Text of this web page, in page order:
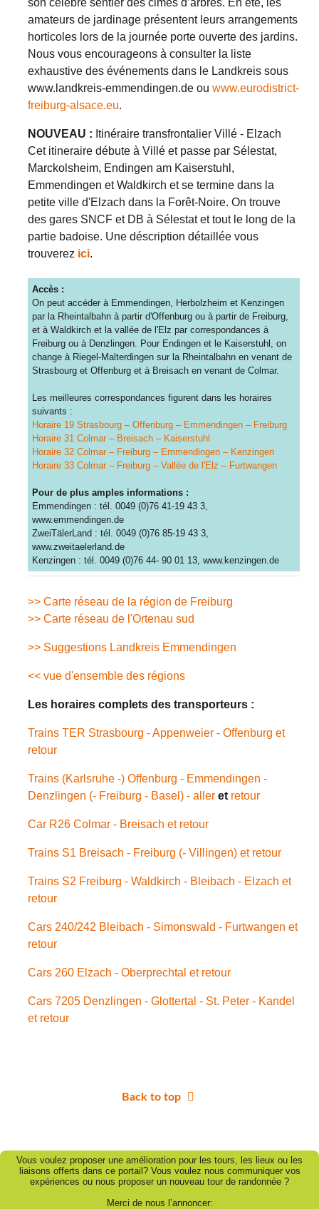
amateurs de jardinage présentent leurs arrangements
horticoles lors de la journée por­te ouverte des jardins.
Nous vous en­courageons à consulter la liste
exhaustive des événements dans le Landkreis sous
www.landkreis-emmendingen.de ou www.eurodistrict-
freiburg-alsace.eu.
NOUVEAU : Itinéraire transfrontalier Villé - Elzach
Cet itineraire débute à Villé et passe par Sélestat,
Marckolsheim, Endingen am Kaiserstuhl,
Emmendingen et Waldkirch et se termine dans la
petite ville d'Elzach dans la Forêt-Noire. On trouve
des gares SNCF et DB à Sélestat et tout le long de la
partie badoise. Une déscription détaillée vous
trouverez ici.
Accès :
On peut accéder à Emmendingen, Herbolzheim et Kenzingen
par la Rheintalbahn à partir d'Offenburg ou à partir de Freiburg,
et à Waldkirch et la vallée de l'Elz par correspondances à
Freiburg ou à Denzlingen. Pour Endingen et le Kaiserstuhl, on
change à Riegel-Malterdingen sur la Rheintalbahn en venant de
Strasbourg et Offenburg et à Breisach en venant de Colmar.
Les meilleures correspondances fi­gurent dans les horaires
suivants :
Horaire 19 Strasbourg – Offenburg – Emmendingen – Freiburg
Horaire 31 Colmar – Breisach – Kaiserstuhl
Horaire 32 Colmar – Freiburg – Emmendingen – Kenzingen
Horaire 33 Colmar – Freiburg – Vallée de l'Elz – Furtwangen
Pour de plus amples informations :
Emmendingen : tél. 0049 (0)76 41-19 43 3,
www.emmendingen.de
ZweiTälerLand : tél. 0049 (0)76 85-19 43 3,
www.zweitaelerland.de
Kenzingen : tél. 0049 (0)76 44- 90 01 13, www.kenzingen.de
>> Carte réseau de la région de Freiburg
>> Carte réseau de l'Ortenau sud
>> Suggestions Landkreis Emmendingen
<< vue d'ensemble des régions
Les horaires complets des transporteurs :
Trains TER Strasbourg - Appenweier - Offenburg et
retour
Trains (Karlsruhe -) Offenburg - Emmendingen -
Denzlingen (- Freiburg - Basel) - aller et retour
Car R26 Colmar - Breisach et retour
Trains S1 Breisach - Freiburg (- Villingen) et retour
Trains S2 Freiburg - Waldkirch - Bleibach - Elzach et
retour
Cars 240/242 Bleibach - Simonswald - Furtwangen et
retour
Cars 260 Elzach - Oberprechtal et retour
Cars 7205 Denzlingen - Glottertal - St. Peter - Kandel
et retour
Back to top
Vous voulez proposer une amélioration pour les tours, les lieux ou les
liaisons offerts dans ce portail? Vous voulez nous communiquer vos
expériences ou nous proposer un nouveau tour de randonnée ?
Merci de nous l’annoncer: